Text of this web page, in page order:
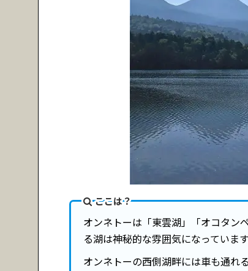
ここは？
オンネトーは「東雲湖」「オコタン
る湖は神秘的な雰囲気になっています
オンネトーの西側湖畔には車も通れ